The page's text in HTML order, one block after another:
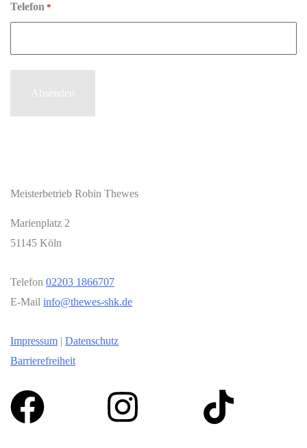
Telefon *
Meisterbetrieb Robin Thewes
Marienplatz 2
51145 Köln
Telefon 02203 1866707
E-Mail info@thewes-shk.de
Impressum
Datenschutz
Barrierefreiheit